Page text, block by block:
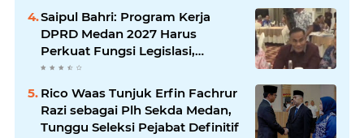
Saipul Bahri: Program Kerja
DPRD Medan 2027 Harus
Perkuat Fungsi Legislasi,
Anggaran dan Pengawasan
Rico Waas Tunjuk Erfin Fachrur
Razi sebagai Plh Sekda Medan,
Tunggu Seleksi Pejabat Definitif